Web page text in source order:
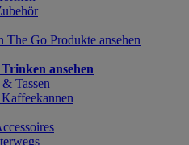
The Go Produkte ansehen
ansehen
Tassen